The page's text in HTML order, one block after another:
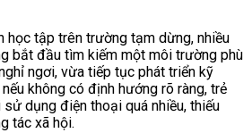
học tập trên trường tạm dừng, nhiều
bắt đầu tìm kiếm một môi trường phù
ngơi, vừa tiếp tục phát triển kỹ
không có định hướng rõ ràng, trẻ
dụng điện thoại quá nhiều, thiếu
tác xã hội.